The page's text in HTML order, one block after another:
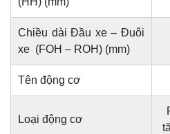
Chiều dài Đầu xe – Đuôi
xe (FOH – ROH) (mm)
Tên động cơ
Loại động cơ